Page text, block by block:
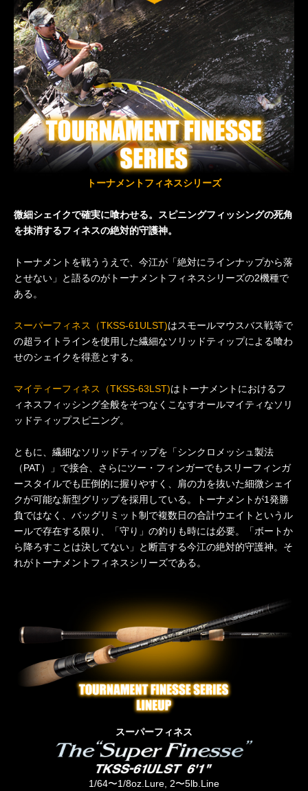
トーナメントフィネスシリーズ
微細シェイクで確実に喰わせる。スピニングフィッシングの死角
を抹消するフィネスの絶対的守護神。
トーナメントを戦ううえで、今江が「絶対にラインナップから落
とせない」と語るのがトーナメントフィネスシリーズの2機種で
ある。
スーパーフィネス（TKSS-61ULST)はスモールマウスバス戦等で
の超ライトラインを使用した繊細なソリッドティップによる喰わ
せのシェイクを得意とする。
マイティーフィネス（TKSS-63LST)はトーナメントにおけるフ
ィネスフィッシング全般をそつなくこなすオールマイティなソリ
ッドティップスピニング。
ともに、繊細なソリッドティップを「シンクロメッシュ製法
（PAT）」で接合、さらにツー・フィンガーでもスリーフィンガ
ースタイルでも圧倒的に握りやすく、肩の力を抜いた細微シェイ
クが可能な新型グリップを採用している。トーナメントが1発勝
負ではなく、バッグリミット制で複数日の合計ウエイトというル
ールで存在する限り、「守り」の釣りも時には必要。「ボートか
ら降ろすことは決してない」と断言する今江の絶対的守護神。そ
れがトーナメントフィネスシリーズである。
スーパーフィネス
1/64〜1/8oz.Lure, 2〜5lb.Line